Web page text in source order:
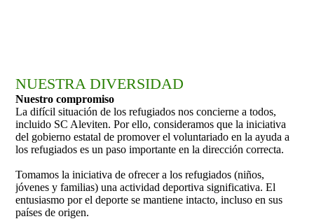
NUESTRA DIVERSIDAD
Nuestro compromiso
La difícil situación de los refugiados nos concierne a todos,
incluido SC Aleviten. Por ello, consideramos que la iniciativa
del gobierno estatal de promover el voluntariado en la ayuda a
los refugiados es un paso importante en la dirección correcta.
Tomamos la iniciativa de ofrecer a los refugiados (niños,
jóvenes y familias) una actividad deportiva significativa. El
entusiasmo por el deporte se mantiene intacto, incluso en sus
países de origen.